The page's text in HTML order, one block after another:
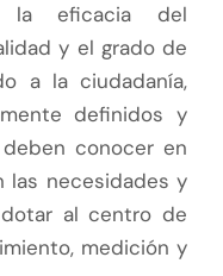
la eficacia del
y el grado de
a la ciudadanía,
definidos y
conocer en
las necesidades y
al centro de
medición y